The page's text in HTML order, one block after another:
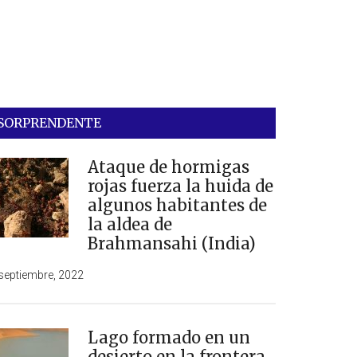
Ataque de hormigas
rojas fuerza la huida de
algunos habitantes de
la aldea de
Brahmansahi (India)
2022
Lago formado en un